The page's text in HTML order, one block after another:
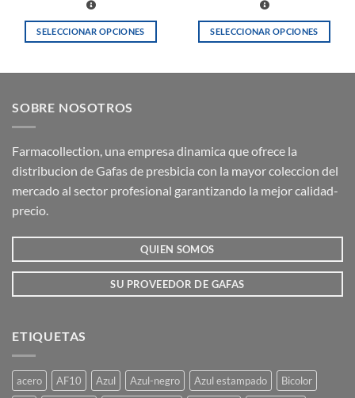
SELECCIONAR OPCIONES
variantes.
opciones
se
elegir
de
producto
SELECCIONAR OPCIONES
opciones
elegir
de
SOBRE NOSOTROS
Farmacollection, una empresa dinamica que ofrece la
distribucion de Gafas de presbicia con la mayor coleccion del
mercado al sector profesional garantizando la mejor calidad-
precio.
QUIEN SOMOS
SU PROVEEDOR DE GAFAS
ETIQUETAS
acero AF10 Azul Azul-negro Azul estampado
Bicolor